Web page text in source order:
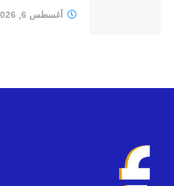
أغسطس 6, 2026